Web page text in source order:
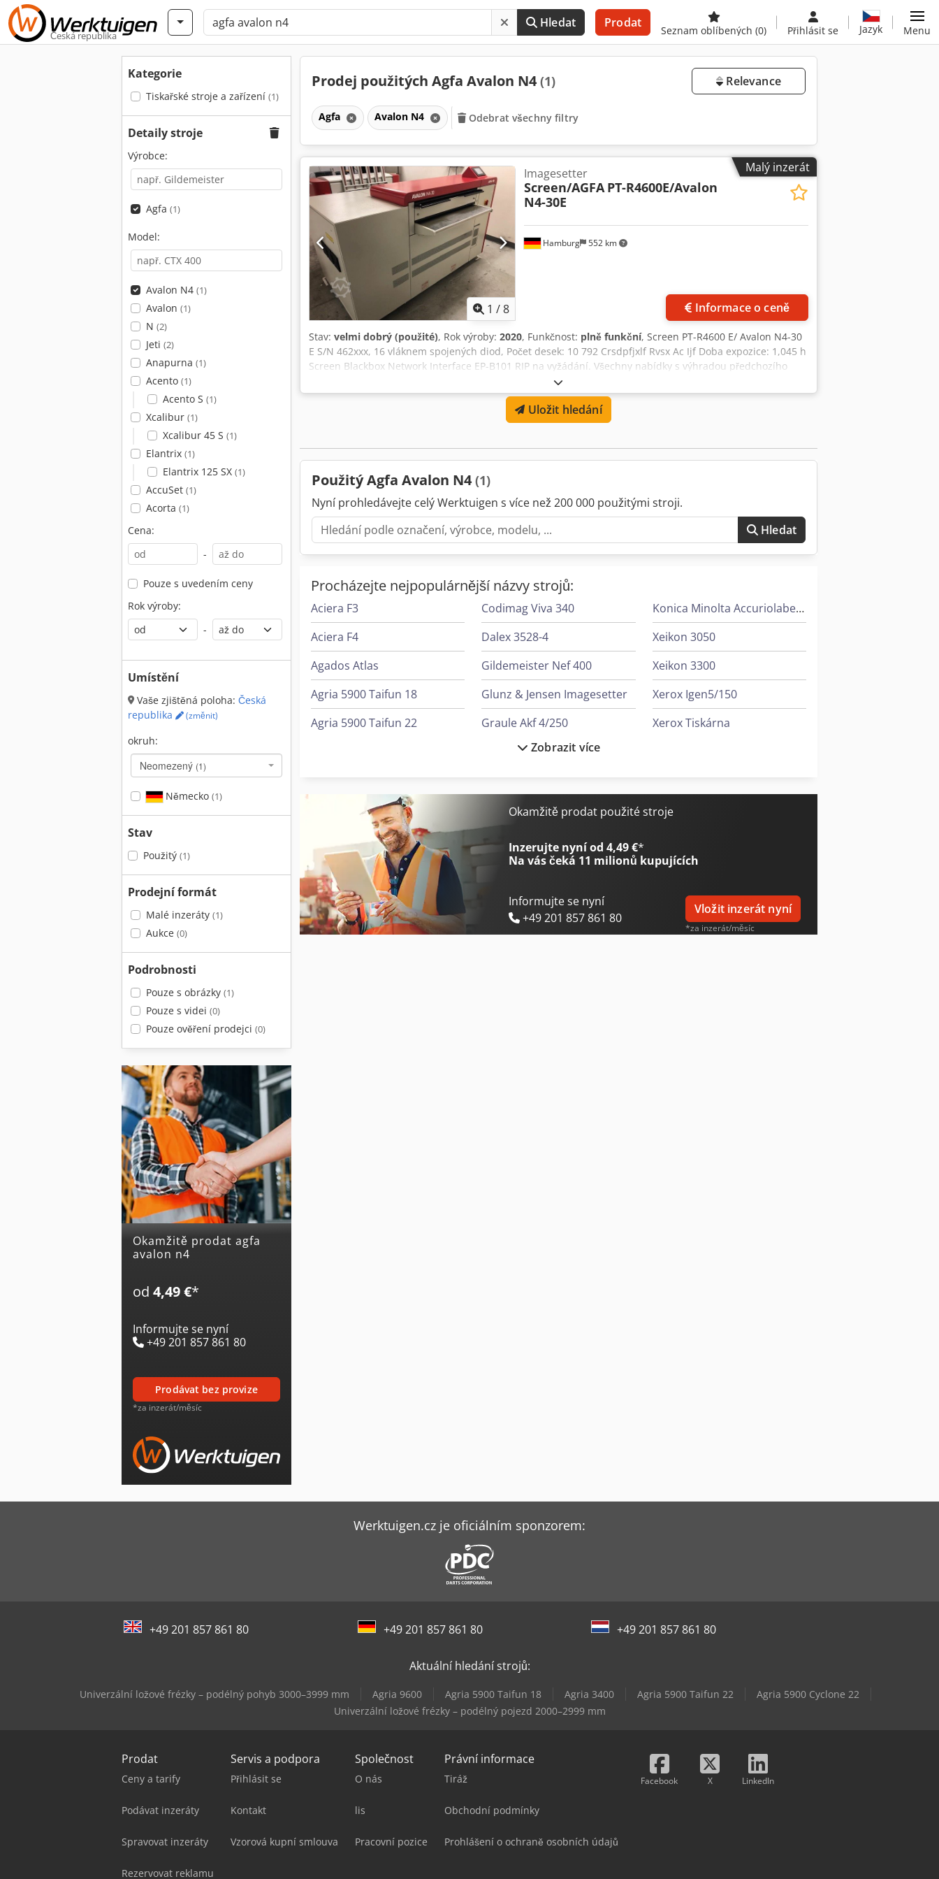
Česká republika
Hledat Prodat
Seznam oblíbených (0) Přihlásit se Jazyk Menu
Kategorie
Tiskařské stroje a zařízení (1)
Detaily stroje
Výrobce:
Agfa (1)
Model:
Avalon N4 (1)
Avalon (1)
N (2)
Jeti (2)
Anapurna (1)
Acento (1)
Acento S (1)
Xcalibur (1)
Xcalibur 45 S (1)
Elantrix (1)
Elantrix 125 SX (1)
AccuSet (1)
Acorta (1)
Cena:
-
Pouze s uvedením ceny
Rok výroby:
-
Umístění
Vaše zjištěná poloha: Česká
republika
(změnit)
okruh:
Neomezený (1)
Německo (1)
Stav
Použitý (1)
Prodejní formát
Malé inzeráty (1)
Aukce (0)
Podrobnosti
Pouze s obrázky (1)
Pouze s videi (0)
Pouze ověření prodejci (0)
Okamžitě prodat agfa
avalon n4
od 4,49 €*
Informujte se nyní
+49 201 857 861 80
prodávat bez provize
*za inzerát/měsíc
Prodej použitých Agfa Avalon N4 (1) Relevance
Agfa Avalon N4 Odebrat všechny filtry
Malý inzerát
1 /8
Hamburg 552 km
Imagesetter
Screen/AGFA PT-R4600E/Avalon
N4-30E
Informace o ceně
Stav: velmi dobrý (použité), Rok výroby: 2020, Funkčnost: plně funkční, Screen PT-R4600 E/ Avalon N4-30
E S/N 462xxx, 16 vláknem spojených diod, Počet desek: 10 792 Crsdpfjxlf Rvsx Ac Ijf Doba expozice: 1,045 h
Screen Blackbox Network Interface EP-B101 RIP na vyžádání. Všechny nabídky s výhradou předchozího
Uložit hledání
Použitý Agfa Avalon N4 (1)
Nyní prohledávejte celý Werktuigen s více než 200 000 použitými stroji.
Hledat
Procházejte nejpopulárnější názvy strojů:
Aciera F3
Aciera F4
Agados Atlas
Agria 5900 Taifun 18
Agria 5900 Taifun 22
Codimag Viva 340
Dalex 3528-4
Gildemeister Nef 400
Glunz & Jensen Imagesetter
Graule Akf 4/250
Hp 3D Tiskárna
Konica Minolta Accuriolabel 230
Xeikon 3050
Xeikon 3300
Xerox Igen5/150
Xerox Tiskárna
Zobrazit více
Okamžitě prodat použité stroje
Inzerujte nyní od 4,49 €*
Na vás čeká 11 milionů kupujících
Informujte se nyní
+49 201 857 861 80
Vložit inzerát nyní
*za inzerát/měsíc
Werktuigen.cz je oficiálním sponzorem:
+49 201 857 861 80 +49 201 857 861 80 +49 201 857 861 80
Aktuální hledání strojů:
Univerzální ložové frézky – podélný pohyb 3000–3999 mm Agria 9600 Agria 5900 Taifun 18 Agria 3400 Agria 5900 Taifun 22
Agria 5900 Cyclone 22
Univerzální ložové frézky – podélný pojezd 2000–2999 mm
Prodat
Ceny a tarify
Podávat inzeráty
Spravovat inzeráty
Rezervovat reklamu
Servis a podpora
Přihlásit se
Kontakt
Vzorová kupní smlouva
Společnost
O nás
lis
Pracovní pozice
Právní informace
Tiráž
Obchodní podmínky
Prohlášení o ochraně osobních údajů
Facebook X LinkedIn